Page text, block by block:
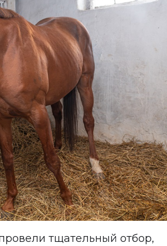
тщательный отбор,